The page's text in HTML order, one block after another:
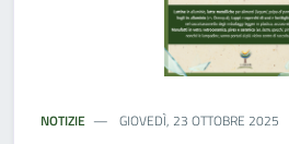
NOTIZIE GIOVEDÌ, 23 OTTOBRE 2025